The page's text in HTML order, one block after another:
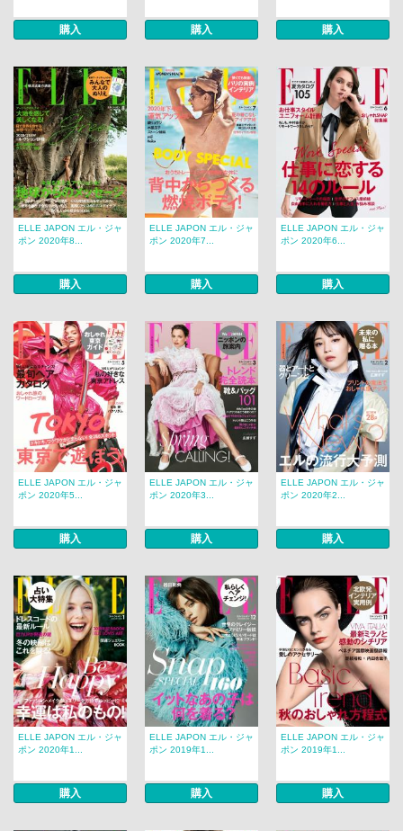
購入 購入 購入
ELLE JAPON エル・ジャ
ポン 2020年8...
購入
ELLE JAPON エル・ジャ
ポン 2020年7...
購入
ELLE JAPON エル・ジャ
ポン 2020年6...
購入
ELLE JAPON エル・ジャ
ポン 2020年5...
購入
ELLE JAPON エル・ジャ
ポン 2020年3...
購入
ELLE JAPON エル・ジャ
ポン 2020年2...
購入
ELLE JAPON エル・ジャ
ポン 2020年1...
購入
ELLE JAPON エル・ジャ
ポン 2019年1...
購入
ELLE JAPON エル・ジャ
ポン 2019年1...
購入